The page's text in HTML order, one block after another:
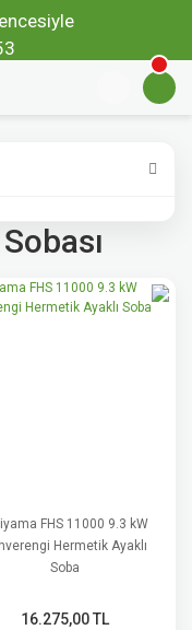
FHS 11000 9.3 kW
Hermetik Ayaklı
Soba
16.275,00 TL